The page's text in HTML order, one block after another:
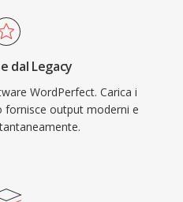
dal Legacy
WordPerfect. Carica i
fornisce output moderni e